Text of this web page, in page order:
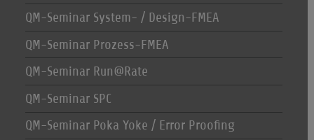
QM-Seminar System- / Design-FMEA
QM-Seminar Prozess-FMEA
QM-Seminar Run@Rate
QM-Seminar SPC
QM-Seminar Poka Yoke / Error Proofing